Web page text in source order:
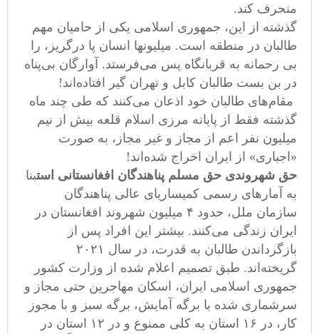
منحرف کند.
گذشته از این، جمهوری اسلامی یکی از حامیان مهم
طالبان در منطقه است. میلیونها انسان پا درگریز، را
بی رحمانه به قربانگاه پس می‌فرستد. آوارگان بی‌پناه
در بن ‌بست طالبان کابل و تهران گیر افتاده‌اند!
مقام‌های طالبان خود اذعان می‌کنند که طی چند ماه
گذشته فقط از پایانه مرزی اسلام قلعه بیش از نیم
میلیون نفر اعم از مجاز و غیر مجاز،‌ به صورت
«اجباری» از ایران اخراج شده‌‌اند!
حق شهروندی حق مسلم پناهندگان افغانستانی استبنا
به آمارهای رسمی کمیساریای عالی پناهندگان
سازمان ملل، حدود ۴ میلیون شهروند افغانستان در
ایران زندگی می‌کنند. بیشتر این افراد پس از
بازگرداندن طالبان به قدرت، در سال ۲۰۲۱
گریخته‌اند. طبق تصمیم اعلام شده از وزارت کشور
جمهوری اسلامی ایران، اسکان ‌مهاجرین حتی مجاز و
سرشماری شده با برگه آمایش، برگه سبز و با مجوز
کار، در ۱۶ استان به کلی ممنوع و در ۱۲ استان در